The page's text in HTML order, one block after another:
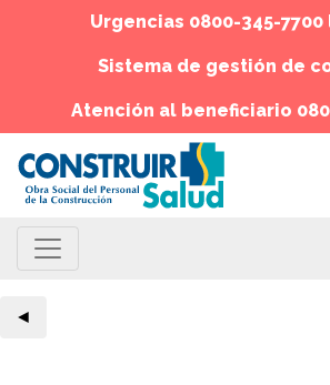
Urgencias 0800-345-7700
Sistema de gestión de
Atención al beneficiario
◄